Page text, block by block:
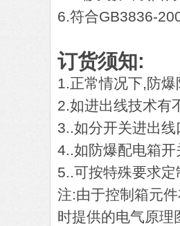
6.符合GB3836-
订货须知:
1.正常情况下,防
2.如进出线技术有
3..如分开关进出
4..如防爆配电箱
5..可按特殊要求
注:由于控制箱元
时提供的电气原理